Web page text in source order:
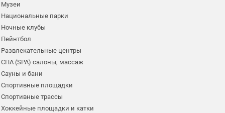
Музеи
Национальные парки
Ночные клубы
Пейнтбол
Развлекательные центры
СПА (SPA) салоны, массаж
Сауны и бани
Спортивные площадки
Спортивные трассы
Хоккейные площадки и катки